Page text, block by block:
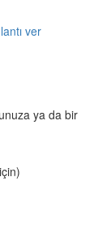
ver
ya da bir